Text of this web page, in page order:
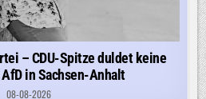
– CDU-Spitze duldet keine
in Sachsen-Anhalt
08-08-2026